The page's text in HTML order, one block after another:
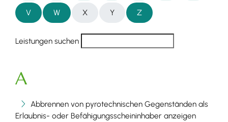
V W X Y Z
Leistungen suchen
A
Abbrennen von pyrotechnischen Gegenständen als
Erlaubnis- oder Befähigungsscheininhaber anzeigen